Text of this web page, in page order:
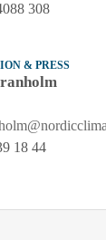
308
& PRESS
18 44